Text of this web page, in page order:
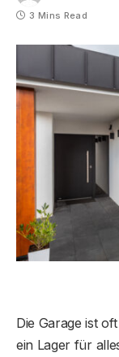
3 Mins Read
Die Garage ist
ein Lager für